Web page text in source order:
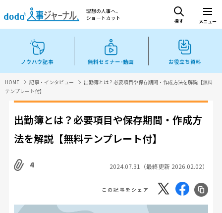
理想の人事へ、
ショートカット
探す メニュー
ノウハウ記事 無料セミナー･動画 お役立ち資料
HOME 記事・インタビュー
出勤簿とは？必要項目や保存期間・作成方法を解説【無料
テンプレート付】
出勤簿とは？必要項目や保存期間・作成方
法を解説【無料テンプレート付】
4 2024.07.31（最終更新 2026.02.02）
この記事をシェア